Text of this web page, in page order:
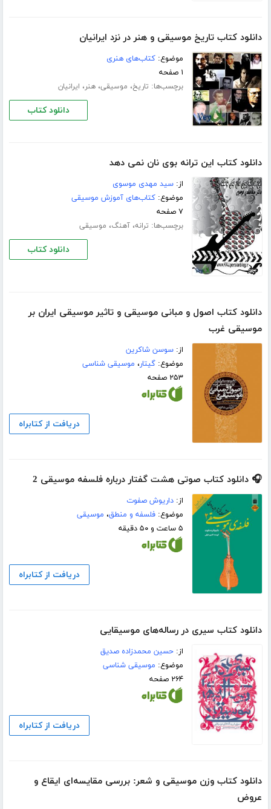
دانلود کتاب تاریخ موسیقی و هنر در نزد ایرانیان
موضوع:کتاب‌های هنری
۱ صفحه
برچسب‌ها: تاریخ، موسیقی،هنر، ایرانیان
دانلود کتاب
دانلود کتاب این ترانه بوی نان نمی دهد
از:سید مهدی موسوی
موضوع:کتاب‌های آموزش موسیقی
۷ صفحه
برچسب‌ها: ترانه،آهنگ، موسیقی
دانلود کتاب
دانلود کتاب اصول و مبانی موسیقی و تاثیر موسیقی ایران بر
موسیقی غرب
از:سوسن شاکرین
موضوع:گیتار، موسیقی شناسی
۲۵۳ صفحه
دریافت از کتابراه
🎧 دانلود کتاب صوتی هشت گفتار درباره فلسفه موسیقی 2
از:داریوش صفوت
موضوع:فلسفه و منطق، موسیقی
۵ ساعت و ۵۰ دقیقه
دریافت از کتابراه
دانلود کتاب سیری در رساله‌های موسیقایی
از:حسین محمدزاده صدیق
موضوع: موسیقی شناسی
۲۶۴ صفحه
دریافت از کتابراه
دانلود کتاب وزن موسیقی و شعر: بررسی مقایسه‌ای ایقاع و
عروض